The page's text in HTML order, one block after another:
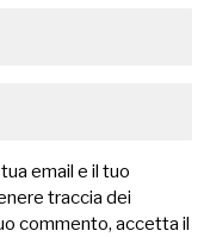
email e il tuo
traccia dei
commento, accetta il